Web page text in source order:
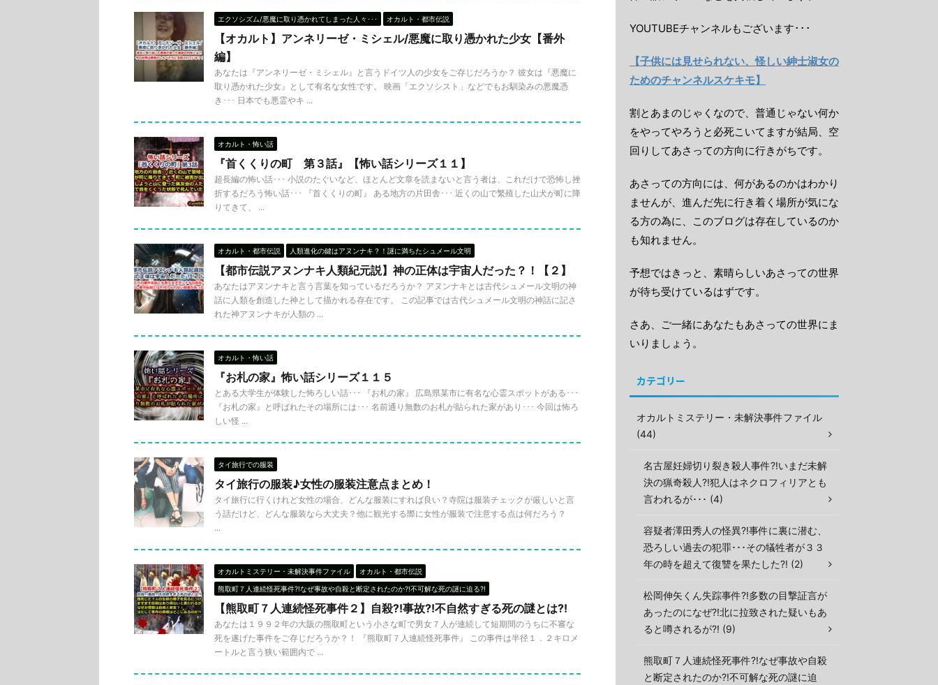
エクソシズム/悪魔に取り憑かれてしまった人々･･･ オカルト・都市伝説
【オカルト】アンネリーゼ・ミシェル/悪魔に取り憑かれた少女【番外
編】
あなたは『アンネリーゼ・ミシェル』と言うドイツ人の少女をご存じだろうか？ 彼女は『悪魔に
取り憑かれた少女』として有名な女性です。 映画「エクソシスト」などでもお馴染みの悪魔憑
き･･･ 日本でも悪霊やキ ...
オカルト・怖い話
『首くくりの町 第３話』【怖い話シリーズ１１】
超長編の怖い話･･･ 小説のたぐいなど、ほとんど文章を読まないと言う者は、これだけで恐怖し挫
折するだろう怖い話･･･ 『首くくりの町』 ある地方の片田舎･･･ 近くの山で繁殖した山犬が町に降
りてきて、 ...
オカルト・都市伝説 人類進化の鍵はアヌンナキ？！謎に満ちたシュメール文明
【都市伝説アヌンナキ人類紀元説】神の正体は宇宙人だった？！【２】
あなたはアヌンナキと言う言葉を知っているだろうか？ アヌンナキとは古代シュメール文明の神
話に人類を創造した神として描かれる存在です。 この記事では古代シュメール文明の神話に記さ
れた神アヌンナキが人類の ...
オカルト・怖い話
『お札の家』怖い話シリーズ１１５
とある大学生が体験した怖ろしい話･･･ 『お札の家』 広島県某市に有名な心霊スポットがある･･･
『お札の家』と呼ばれたその場所には･･･ 名前通り無数のお札が貼られた家があり･･･ 今回は怖ろ
しい怪 ...
タイ旅行での服装
タイ旅行の服装♪女性の服装注意点まとめ！
タイ旅行に行くけれど女性の場合、どんな服装にすれば良い？寺院は服装チェックが厳しいと言
う話だけど、どんな服装なら大丈夫？他に観光する際に女性が服装で注意する点は何だろう？
...
オカルトミステリー・未解決事件ファイル オカルト・都市伝説
熊取町７人連続怪死事件?!なぜ事故や自殺と断定されたのか?!不可解な死の謎に迫る?!
【熊取町７人連続怪死事件２】自殺?!事故?!不自然すぎる死の謎とは?!
あなたは１９９２年の大阪の熊取町という小さな町で男女７人が連続して短期間のうちに不審な
死を遂げた事件をご存じだろうか？！ 『熊取町７人連続怪死事件』 この事件は半径１．２キロメ
ートルと言う狭い範囲内で ...
YOUTUBEチャンネルもございます･･･
【子供には見せられない、怪しい紳士淑女の
ためのチャンネルスケキモ】
割とあまのじゃくなので、普通じゃない何か
をやってやろうと必死こいてますが結局、空
回りしてあさっての方向に行きがちです。
あさっての方向には、何があるのかはわかり
ませんが、進んだ先に行き着く場所が気にな
る方の為に、このブログは存在しているのか
も知れません。
予想ではきっと、素晴らしいあさっての世界
が待ち受けているはずです。
さあ、ご一緒にあなたもあさっての世界にま
いりましょう。
カテゴリー
オカルトミステリー・未解決事件ファイル
(44)
名古屋妊婦切り裂き殺人事件?!いまだ未解
決の猟奇殺人?!犯人はネクロフィリアとも
言われるが･･･ (4)
容疑者澤田秀人の怪異?!事件に裏に潜む、
恐ろしい過去の犯罪･･･その犠牲者が３３
年の時を超えて復讐を果たした?! (2)
松岡伸矢くん失踪事件?!多数の目撃証言が
あったのになぜ?!北に拉致された疑いもあ
ると噂されるが?! (9)
熊取町７人連続怪死事件?!なぜ事故や自殺
と断定されたのか?!不可解な死の謎に迫